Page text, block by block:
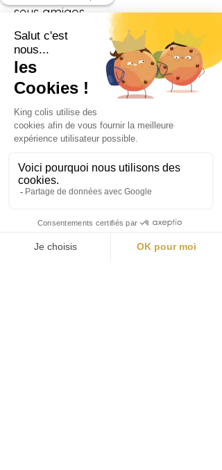
seus amigos
Dê a seus amigos um desconto
de € 10.
Se aplica ao item de menor preço no
carrinho.
Obtenha um desconto de € 10
para cada amigo que fizer um
pedido.
Se aplica ao item de menor preço no
carrinho.
Faça login para indicar